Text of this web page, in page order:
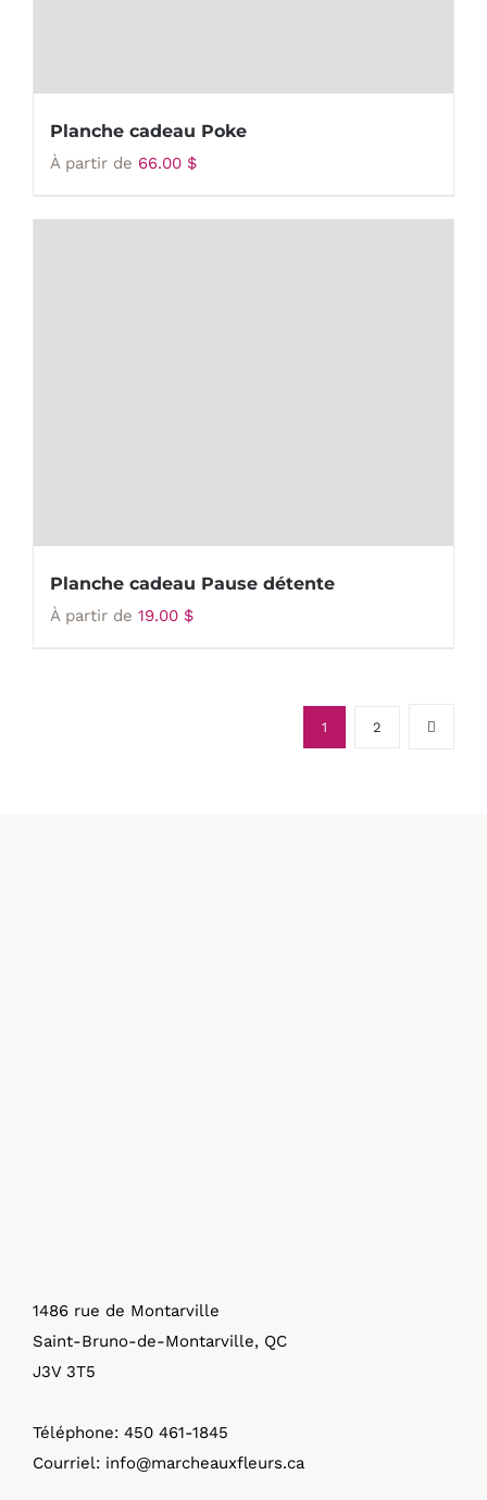
Planche cadeau Poke
À partir de 66.00 $
Planche cadeau Pause détente
À partir de 19.00 $
1 2
1486 rue de Montarville
Saint-Bruno-de-Montarville, QC
J3V 3T5
Téléphone: 450 461-1845
Courriel: info@marcheauxfleurs.ca